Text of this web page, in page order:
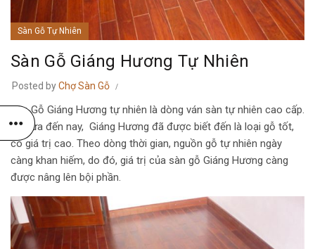
Sàn Gỗ Tự Nhiên
Sàn Gỗ Giáng Hương Tự Nhiên
Posted byChợ Sàn Gỗ
Sàn Gỗ Giáng Hương tự nhiên là dòng ván sàn tự nhiên cao cấp.
Từ xưa đến nay, Giáng Hương đã được biết đến là loại gỗ tốt,
có giá trị cao. Theo dòng thời gian, nguồn gỗ tự nhiên ngày
càng khan hiếm, do đó, giá trị của sàn gỗ Giáng Hương càng
được nâng lên bội phần.